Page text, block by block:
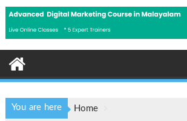
You are here
Home